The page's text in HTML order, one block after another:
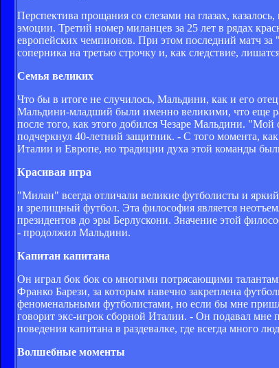
Перспектива прощания со слезами на глазах,
эмоции. Третий номер миланцев за 25 лет в рядах
европейских чемпионов. При этом последний матч за
соперника на третью строчку и, как следствие,
Семья великих
Что бы в итоге не случилось, Мальдини, как и его
Мальдини-младший были именно великими, что еще
после того, как этого добился Чезаре Мальдини.
подчеркнул 40-летний защитник. - С того момента,
Италии и Европе, но традиции духа этой команды
Красивая игра
"Милан" всегда отличали великие футболисты и
и зрелищный футбол. Эта философия является
президентов до эры Берлускони. Значение этой
- продолжил Мальдини.
Капитан капитана
Он играл бок бок со многими потрясающими
Франко Барези, за которым навечно закреплена
феноменальными футболистами, но если бы мне
говорит экс-игрок сборной Италии. - Он подавал мне
поведения капитана в раздевалке, где всегда много
Волшебные моменты